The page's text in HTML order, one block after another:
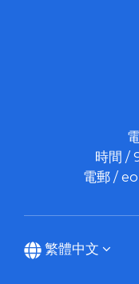
時間 /
電郵 /
繁體中文